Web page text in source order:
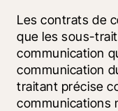
Les contrats de
que les sous-
communication
communication
traitant précise
communications